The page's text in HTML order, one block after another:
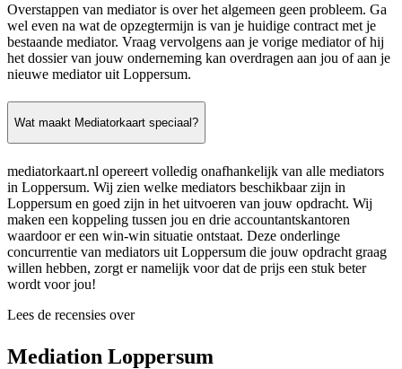
Overstappen van mediator is over het algemeen geen probleem. Ga
wel even na wat de opzegtermijn is van je huidige contract met je
bestaande mediator. Vraag vervolgens aan je vorige mediator of hij
het dossier van jouw onderneming kan overdragen aan jou of aan je
nieuwe mediator uit Loppersum.
Wat maakt Mediatorkaart speciaal?
mediatorkaart.nl opereert volledig onafhankelijk van alle mediators
in Loppersum. Wij zien welke mediators beschikbaar zijn in
Loppersum en goed zijn in het uitvoeren van jouw opdracht. Wij
maken een koppeling tussen jou en drie accountantskantoren
waardoor er een win-win situatie ontstaat. Deze onderlinge
concurrentie van mediators uit Loppersum die jouw opdracht graag
willen hebben, zorgt er namelijk voor dat de prijs een stuk beter
wordt voor jou!
Lees de recensies over
Mediation Loppersum